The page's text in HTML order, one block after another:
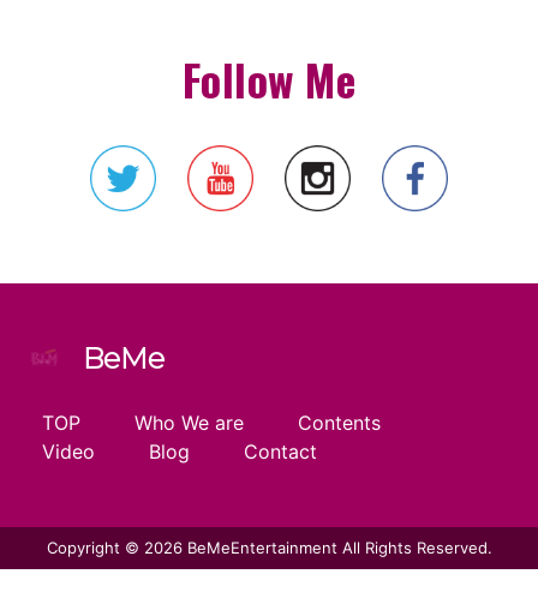
Follow Me
BeMe
TOP Who We are
Contents
Video
Blog Contact
Copyright © 2026 BeMeEntertainment All Rights Reserved.